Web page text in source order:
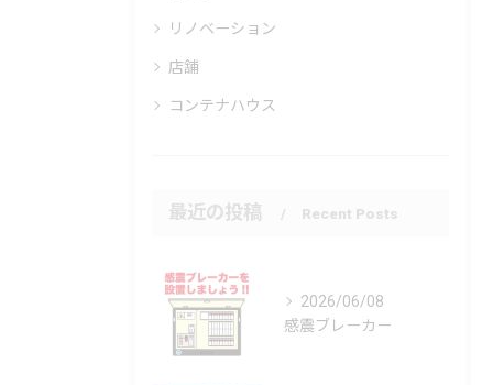
リノベーション
店舗
コンテナハウス
最近の投稿 Recent Posts
2026/06/08
感震ブレーカー